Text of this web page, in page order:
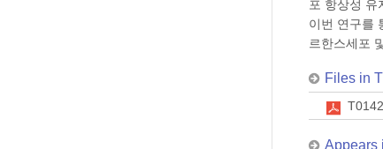
포 항상성 유
이번 연구를
르한스세포
Files in
Appears